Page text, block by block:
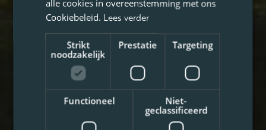
alle cookies in overeenstemming met ons
Cookiebeleid. Lees verder
Strikt
noodzakelijk
Prestatie Targeting
Functioneel
Niet-
geclassificeerd